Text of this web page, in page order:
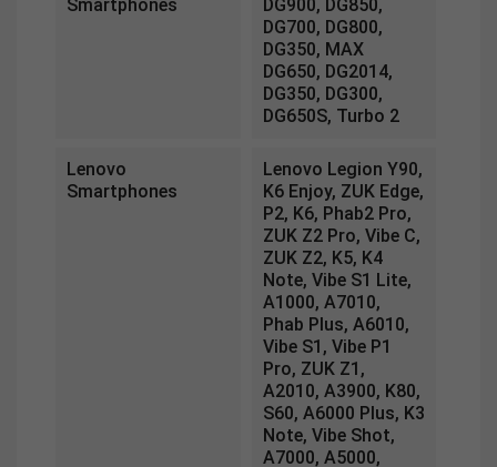
Smartphones
DG900, DG850,
DG700, DG800,
DG350, MAX
DG650, DG2014,
DG350, DG300,
DG650S, Turbo 2
Lenovo
Smartphones
Lenovo Legion Y90,
K6 Enjoy, ZUK Edge,
P2, K6, Phab2 Pro,
ZUK Z2 Pro, Vibe C,
ZUK Z2, K5, K4
Note, Vibe S1 Lite,
A1000, A7010,
Phab Plus, A6010,
Vibe S1, Vibe P1
Pro, ZUK Z1,
A2010, A3900, K80,
S60, A6000 Plus, K3
Note, Vibe Shot,
A7000, A5000,